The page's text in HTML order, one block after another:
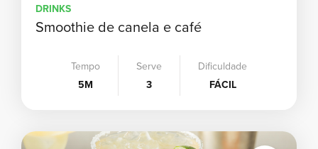
DRINKS
Smoothie de canela e café
Tempo
5M
Serve
3
Dificuldade
FÁCIL